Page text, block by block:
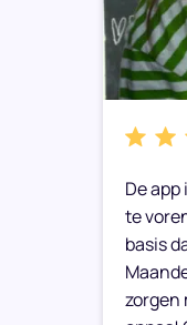
De
te
basis
zorgen